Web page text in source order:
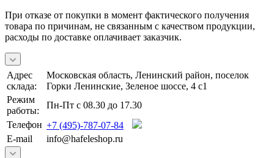
При отказе от покупки в момент фактического получения
товара по причинам, не связанным с качеством продукции,
расходы по доставке оплачивает заказчик.
Адрес
склада:
Московская область, Ленинский район, поселок
Горки Ленинские, Зеленое шоссе, 4 с1
Режим
работы:
Пн-Пт с 08.30 до 17.30
Телефон +7 (495)-787-07-84
E-mail
info@hafeleshop.ru